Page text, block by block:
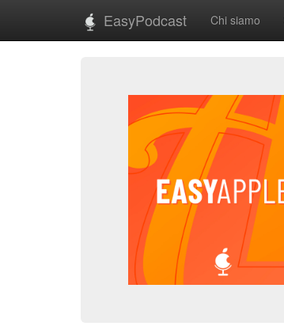
EasyPodcast Chi siamo